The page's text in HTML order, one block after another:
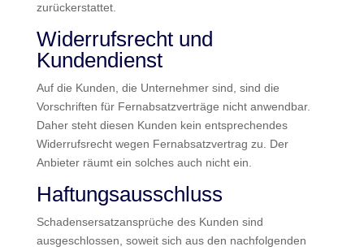
zurückerstattet.
Widerrufsrecht und
Kundendienst
Auf die Kunden, die Unternehmer sind, sind die
Vorschriften für Fernabsatzverträge nicht anwendbar.
Daher steht diesen Kunden kein entsprechendes
Widerrufsrecht wegen Fernabsatzvertrag zu. Der
Anbieter räumt ein solches auch nicht ein.
Haftungsausschluss
Schadensersatzansprüche des Kunden sind
ausgeschlossen, soweit sich aus den nachfolgenden